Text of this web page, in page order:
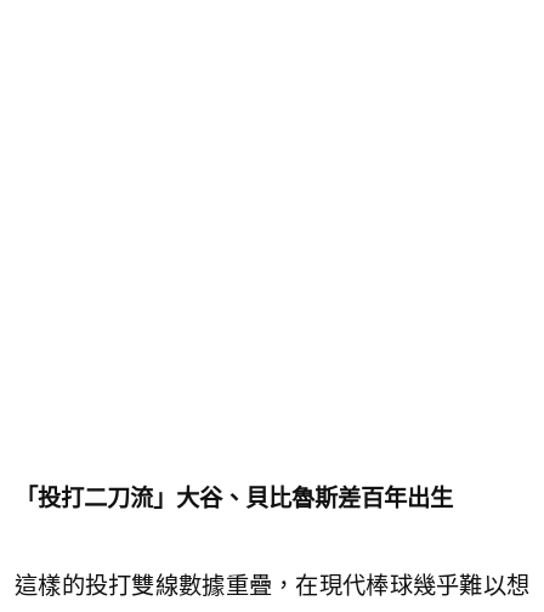
「投打二刀流」大谷、貝比魯斯差百年出生
這樣的投打雙線數據重疊，在現代棒球幾乎難以想